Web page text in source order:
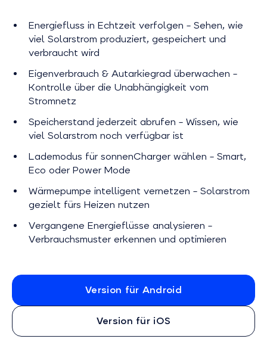
Energiefluss in Echtzeit verfolgen – Sehen, wie
viel Solarstrom produziert, gespeichert und
verbraucht wird
Eigenverbrauch & Autarkiegrad überwachen –
Kontrolle über die Unabhängigkeit vom
Stromnetz
Speicherstand jederzeit abrufen – Wissen, wie
viel Solarstrom noch verfügbar ist
Lademodus für sonnenCharger wählen – Smart,
Eco oder Power Mode
Wärmepumpe intelligent vernetzen – Solarstrom
gezielt fürs Heizen nutzen
Vergangene Energieflüsse analysieren –
Verbrauchsmuster erkennen und optimieren
Version für Android
Version für iOS